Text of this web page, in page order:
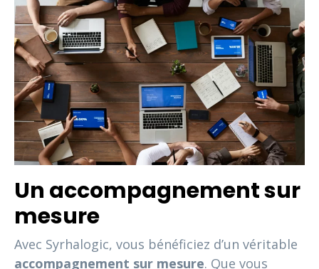
Un accompagnement sur
mesure
Avec Syrhalogic, vous bénéficiez d’un véritable
accompagnement sur mesure. Que vous